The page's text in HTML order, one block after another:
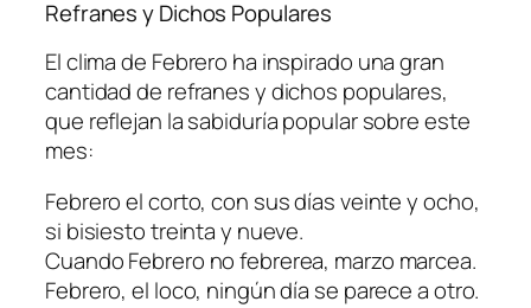
Refranes y Dichos Populares
El clima de Febrero ha inspirado una gran
cantidad de refranes y dichos populares,
que reflejan la sabiduría popular sobre este
mes:
Febrero el corto, con sus días veinte y ocho,
si bisiesto treinta y nueve.
Cuando Febrero no febrerea, marzo marcea.
Febrero, el loco, ningún día se parece a otro.